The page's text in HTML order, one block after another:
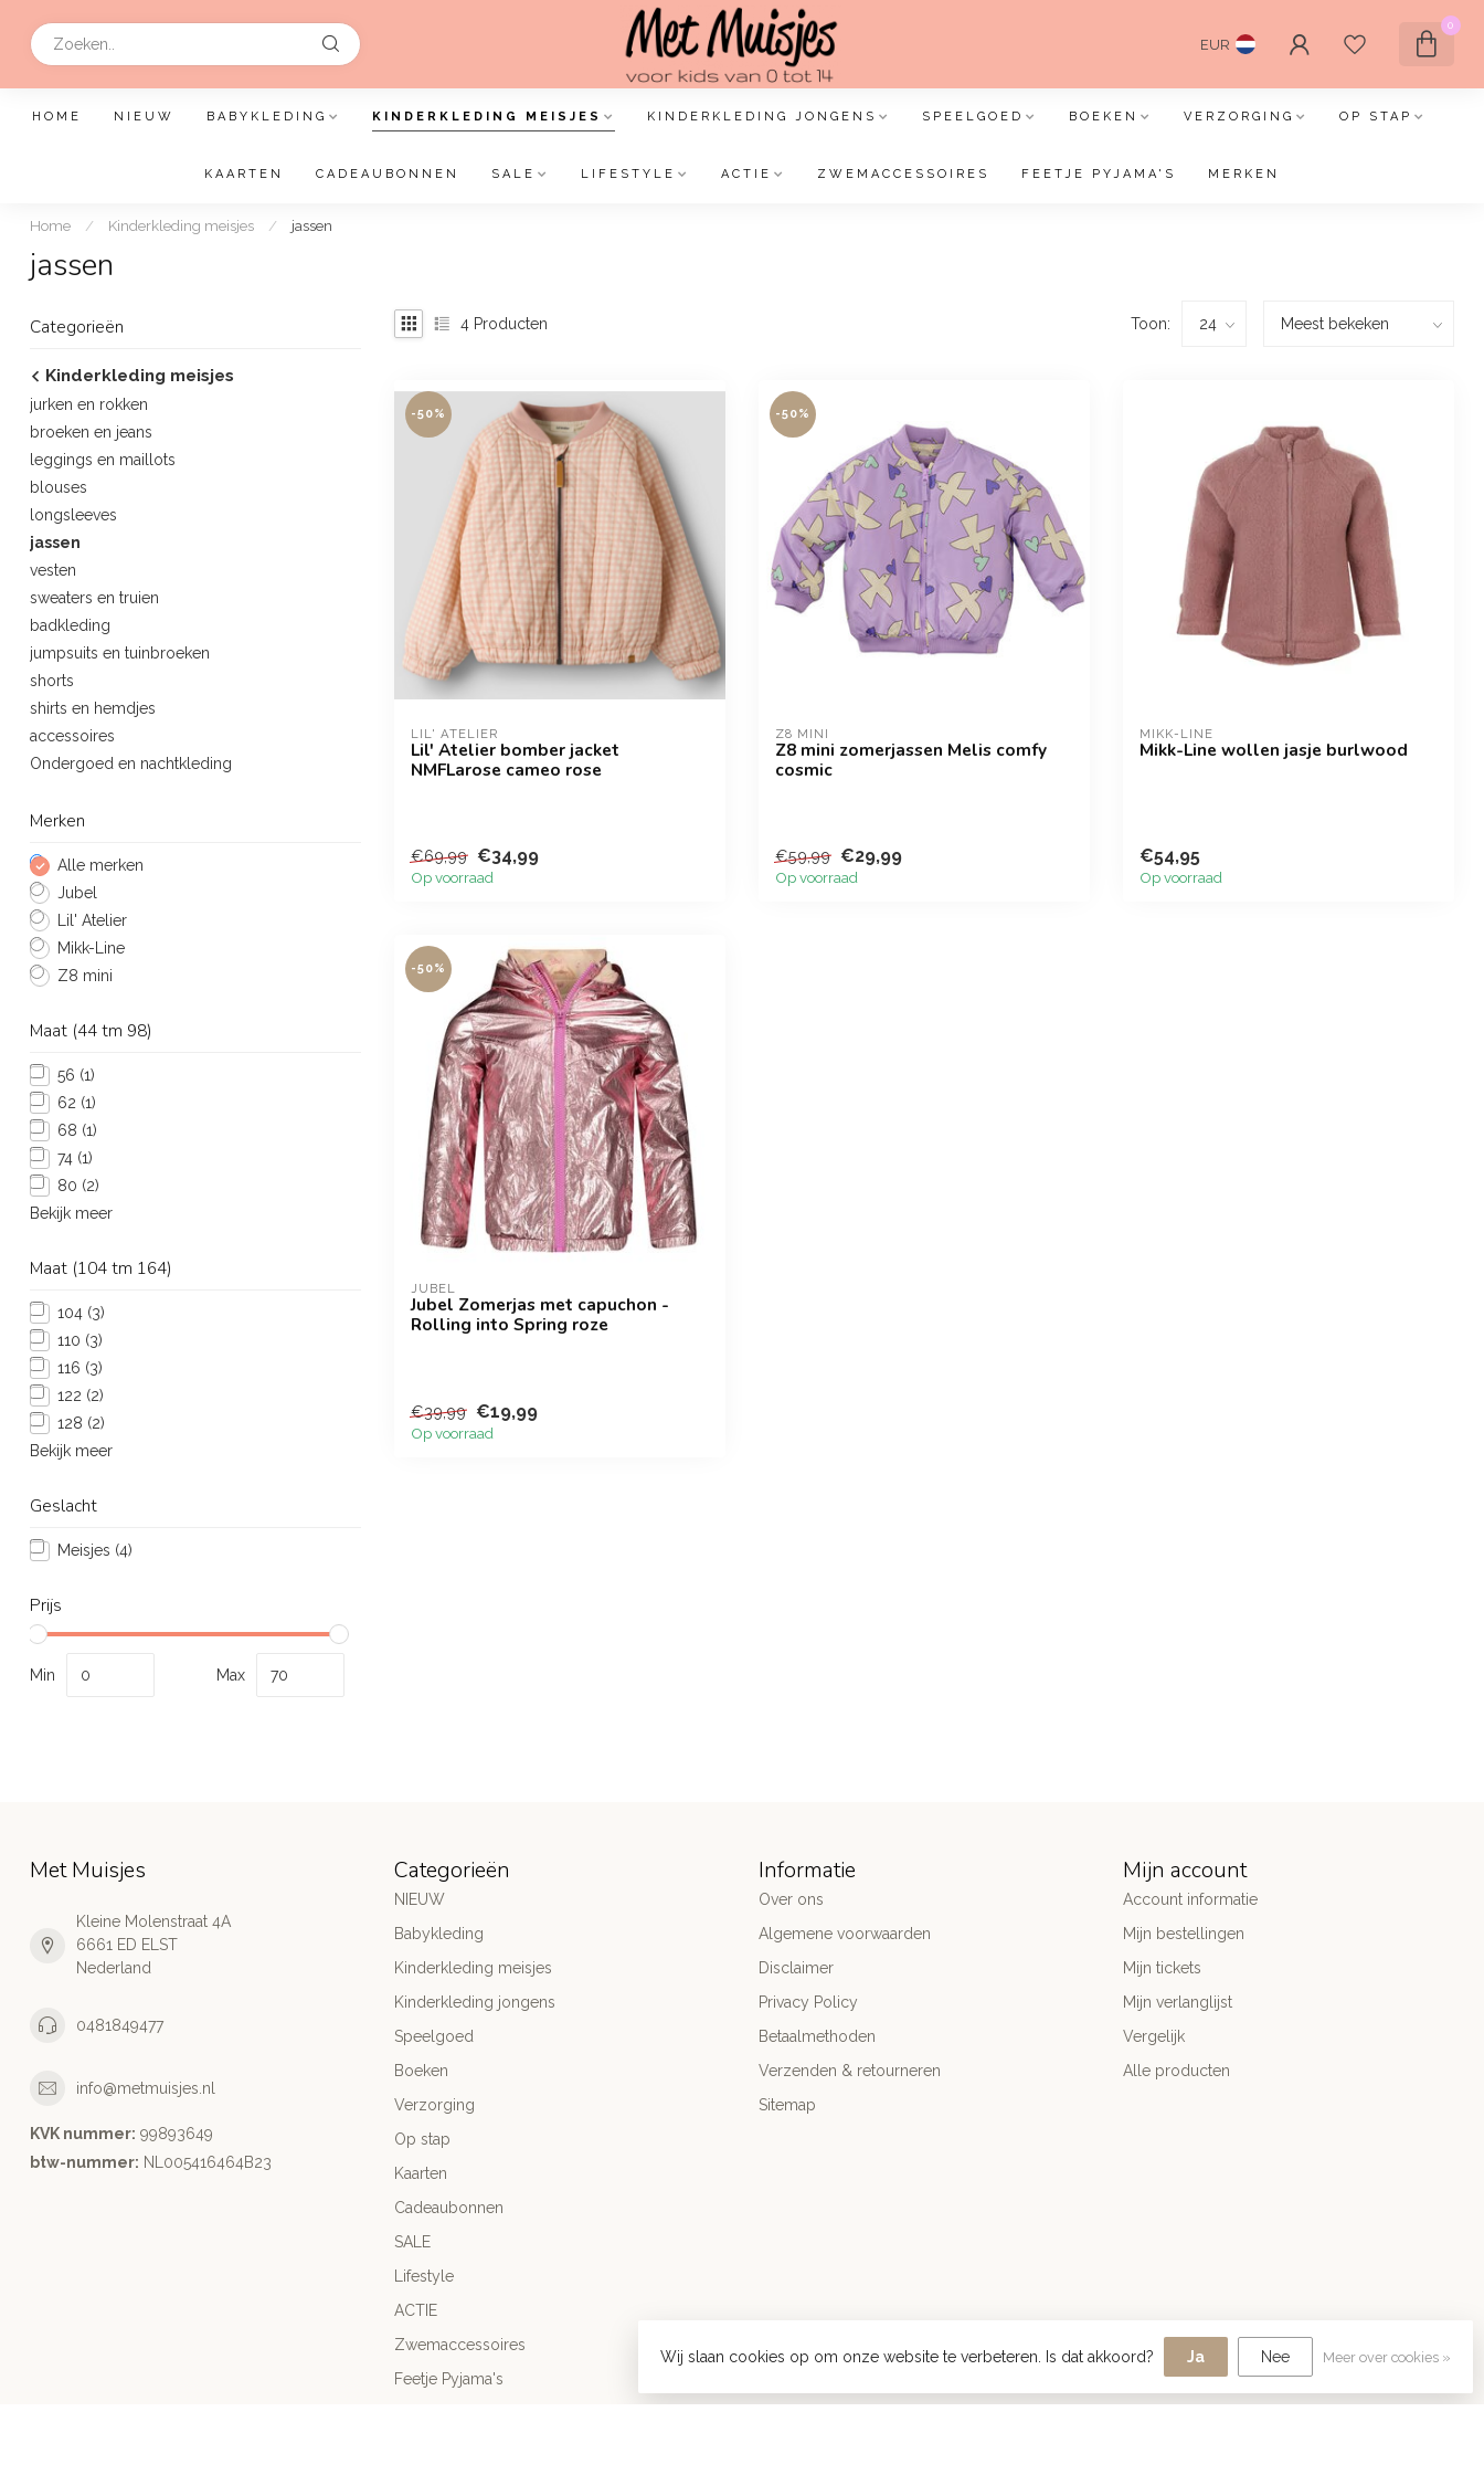
EUR
0
HOME NIEUW BABYKLEDING KINDERKLEDING MEISJES KINDERKLEDING JONGENS SPEELGOED BOEKEN VERZORGING OP STAP
KAARTEN CADEAUBONNEN SALE LIFESTYLE ACTIE ZWEMACCESSOIRES FEETJE PYJAMA'S MERKEN
Home / Kinderkleding meisjes / jassen
jassen
Categorieën
Kinderkleding meisjes
jurken en rokken
broeken en jeans
leggings en maillots
blouses
longsleeves
jassen
vesten
sweaters en truien
badkleding
jumpsuits en tuinbroeken
shorts
shirts en hemdjes
accessoires
Ondergoed en nachtkleding
Merken
Alle merken
Jubel
Lil' Atelier
Mikk-Line
Z8 mini
Maat (44 tm 98)
56 (1)
62 (1)
68 (1)
74 (1)
80 (2)
Bekijk meer
Maat (104 tm 164)
104 (3)
110 (3)
116 (3)
122 (2)
128 (2)
Bekijk meer
Geslacht
Meisjes (4)
Prijs
Min Max
4 Producten Toon:
-50%
LIL' ATELIER
Lil' Atelier bomber jacket
NMFLarose cameo rose
€69,99 €34,99
Op voorraad
-50%
Z8 MINI
Z8 mini zomerjassen Melis comfy
cosmic
€59,99 €29,99
Op voorraad
MIKK-LINE
Mikk-Line wollen jasje burlwood
€54,95
Op voorraad
-50%
JUBEL
Jubel Zomerjas met capuchon -
Rolling into Spring roze
€39,99 €19,99
Op voorraad
Met Muisjes
Kleine Molenstraat 4A
6661 ED ELST
Nederland
0481849477
info@metmuisjes.nl
KVK nummer: 99893649
btw-nummer: NL005416464B23
Categorieën
NIEUW
Babykleding
Kinderkleding meisjes
Kinderkleding jongens
Speelgoed
Boeken
Verzorging
Op stap
Kaarten
Cadeaubonnen
SALE
Lifestyle
ACTIE
Zwemaccessoires
Feetje Pyjama's
Informatie
Over ons
Algemene voorwaarden
Disclaimer
Privacy Policy
Betaalmethoden
Verzenden & retourneren
Sitemap
Mijn account
Account informatie
Mijn bestellingen
Mijn tickets
Mijn verlanglijst
Vergelijk
Alle producten
Wij slaan cookies op om onze website te verbeteren. Is dat akkoord? Ja Nee Meer over cookies »